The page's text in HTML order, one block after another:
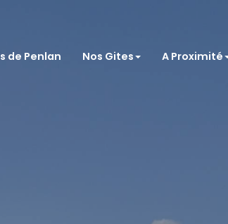
de Penlan Nos Gites A Proximité